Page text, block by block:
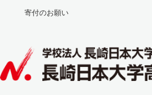
寄付のお願い